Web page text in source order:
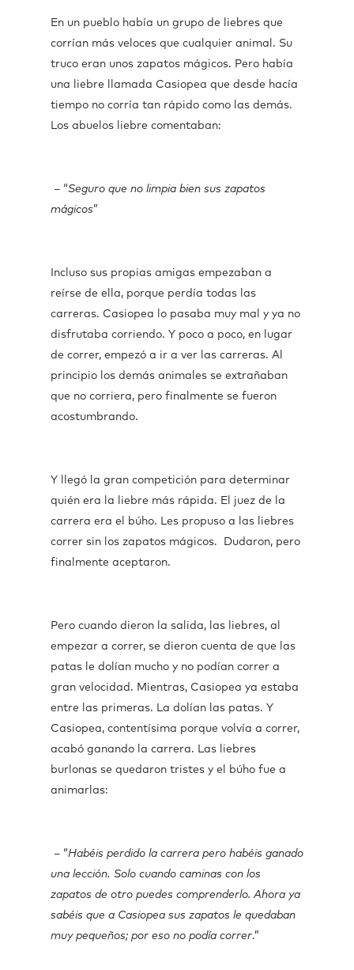
En un pueblo había un grupo de liebres que
corrían más veloces que cualquier animal. Su
truco eran unos zapatos mágicos. Pero había
una liebre llamada Casiopea que desde hacía
tiempo no corría tan rápido como las demás.
Los abuelos liebre comentaban:
– “Seguro que no limpia bien sus zapatos
mágicos”
Incluso sus propias amigas empezaban a
reírse de ella, porque perdía todas las
carreras. Casiopea lo pasaba muy mal y ya no
disfrutaba corriendo. Y poco a poco, en lugar
de correr, empezó a ir a ver las carreras. Al
principio los demás animales se extrañaban
que no corriera, pero finalmente se fueron
acostumbrando.
Y llegó la gran competición para determinar
quién era la liebre más rápida. El juez de la
carrera era el búho. Les propuso a las liebres
correr sin los zapatos mágicos. Dudaron, pero
finalmente aceptaron.
Pero cuando dieron la salida, las liebres, al
empezar a correr, se dieron cuenta de que las
patas le dolían mucho y no podían correr a
gran velocidad. Mientras, Casiopea ya estaba
entre las primeras. La dolían las patas. Y
Casiopea, contentísima porque volvía a correr,
acabó ganando la carrera. Las liebres
burlonas se quedaron tristes y el búho fue a
animarlas:
– “Habéis perdido la carrera pero habéis ganado
una lección. Solo cuando caminas con los
zapatos de otro puedes comprenderlo. Ahora ya
sabéis que a Casiopea sus zapatos le quedaban
muy pequeños; por eso no podía correr.”